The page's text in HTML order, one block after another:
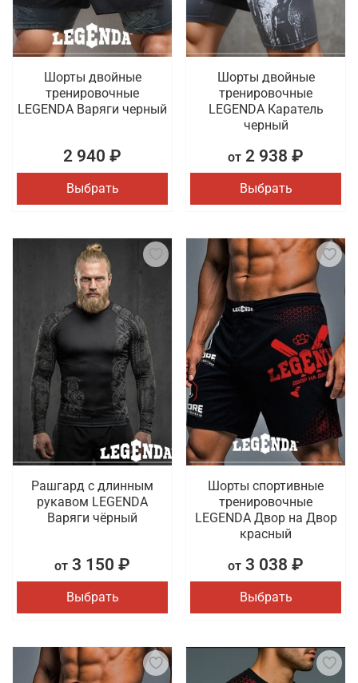
Шорты двойные
тренировочные
LEGENDA Варяги черный
2 940 ₽
Выбрать
Шорты двойные
тренировочные
LEGENDA Каратель
черный
от 2 938 ₽
Выбрать
Рашгард с длинным
рукавом LEGENDA
Варяги чёрный
от 3 150 ₽
Выбрать
Шорты спортивные
тренировочные
LEGENDA Двор на Двор
красный
от 3 038 ₽
Выбрать